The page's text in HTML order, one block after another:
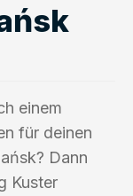
einem
für deinen
Dann
Kuster